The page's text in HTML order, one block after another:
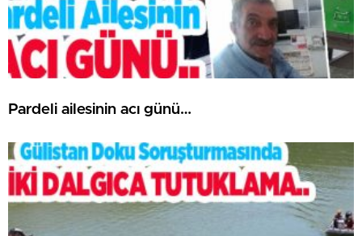
Pardeli ailesinin acı günü…